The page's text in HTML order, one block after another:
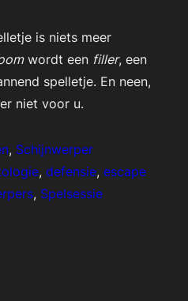
is niets meer
wordt een filler, een
spelletje. En neen,
niet voor u.
, Schijnwerper
, defensie, escape
, Spelsessie